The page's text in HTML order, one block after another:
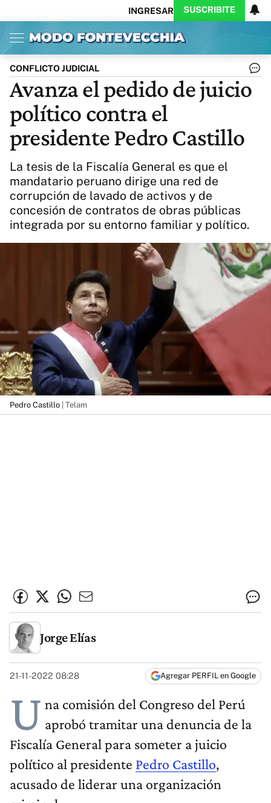
INGRESAR SUSCRIBITE
Inicio Ahora
Opinión
Política
Ciencia
Protagonistas
Cultura
Arte
Educación
Internacional
Clima
Deportes
CARAS
Exitoina
Videos
Córdoba
Reperfilar
Business
Noticias
Exitoina
Gaming
Vivo
Diario del Juicio
Actualidad
CONFLICTO JUDICIAL
Avanza el pedido de juicio
político contra el
presidente Pedro Castillo
La tesis de la Fiscalía General es que el
mandatario peruano dirige una red de
corrupción de lavado de activos y de
concesión de contratos de obras públicas
integrada por su entorno familiar y político.
Pedro Castillo | Telam
Jorge Elías
21-11-2022 08:28 Agregar PERFIL en Google
U na comisión del Congreso del Perú
aprobó tramitar una denuncia de la
Fiscalía General para someter a juicio
político al presidente Pedro Castillo,
acusado de liderar una organización